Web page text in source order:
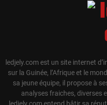
ledjely.com est un site internet
sur la Guinée, l’Afrique et le
sa jeune équipe, il propose à
analyses fraiches, diverses
ledjely.com entend bâtir sa